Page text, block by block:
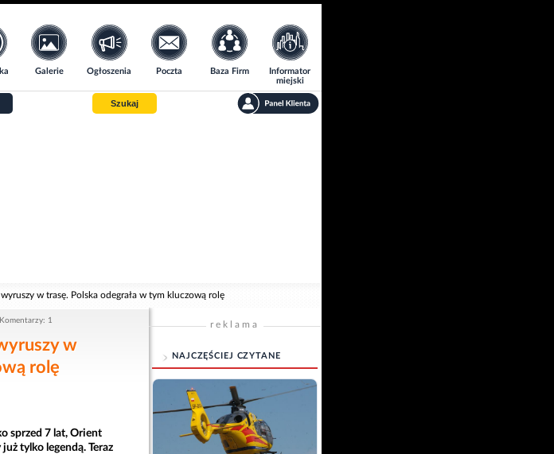
Galerie Ogłoszenia Poczta Baza Firm
Informator
miejski
Szukaj
w trasę. Polska odegrała w tym kluczową rolę
Komentarzy: 1
w
rolę
sprzed 7 lat, Orient
już tylko legendą. Teraz
reklama
NAJCZĘŚCIEJ CZYTANE